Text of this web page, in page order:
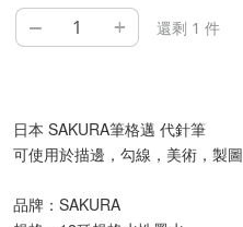
– + 還剩 1 件
日本 SAKURA筆格邁 代針筆
可使用於描邊，勾線，美術，製圖
品牌：SAKURA